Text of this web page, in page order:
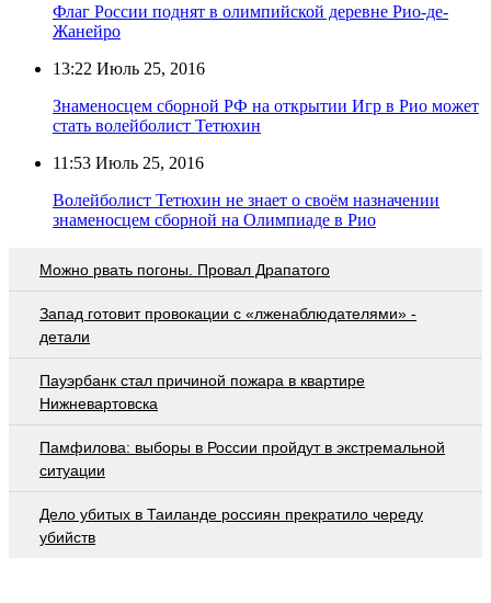
Флаг России поднят в олимпийской деревне Рио-де-
Жанейро
13:22 Июль 25, 2016
Знаменосцем сборной РФ на открытии Игр в Рио может
стать волейболист Тетюхин
11:53 Июль 25, 2016
Волейболист Тетюхин не знает о своём назначении
знаменосцем сборной на Олимпиаде в Рио
Можно рвать погоны. Провал Драпатого
Запад готовит провокации с «лженаблюдателями» -
детали
Пауэрбанк стал причиной пожара в квартире
Нижневартовска
Памфилова: выборы в России пройдут в экстремальной
ситуации
Дело убитых в Таиланде россиян прекратило череду
убийств